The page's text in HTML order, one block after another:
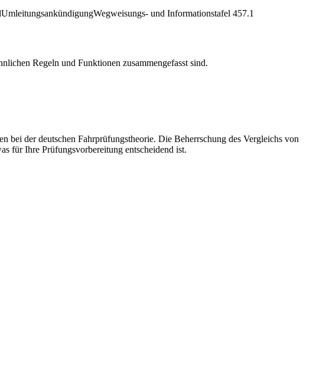
UmleitungsankündigungWegweisungs- und Informationstafel 457.1
Regeln und Funktionen zusammengefasst sind.
der deutschen Fahrprüfungstheorie. Die Beherrschung des Vergleichs von
für Ihre Prüfungsvorbereitung entscheidend ist.